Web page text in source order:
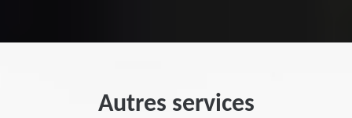
Autres services